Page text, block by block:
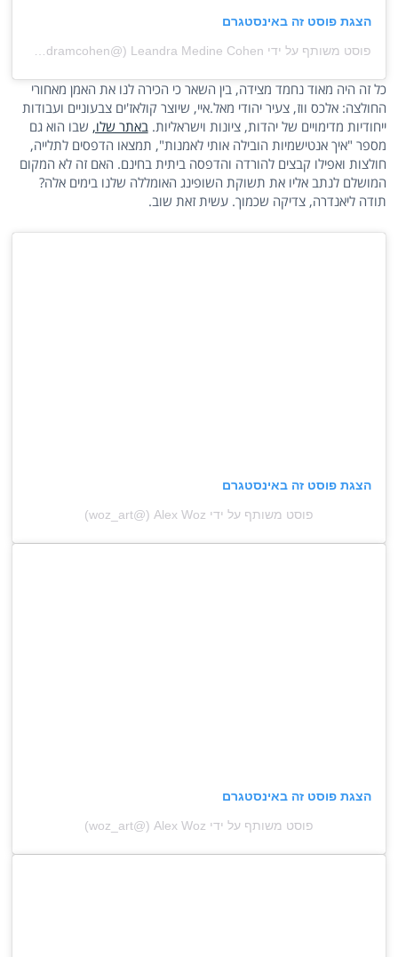
הצגת פוסט זה באינסטגרם
פוסט משותף על ידי ‏‎Leandra Medine Cohen‎‏ (@‏‎leandramcohen‎‏)
כל זה היה מאוד נחמד מצידה, בין השאר כי הכירה לנו את האמן מאחורי
החולצה: אלכס ווז, צעיר יהודי מאל.איי, שיוצר קולאז'ים צבעוניים ועבודות
ייחודיות מדימויים של יהדות, ציונות וישראליות.באתר שלו, שבו הוא גם
מספר "איך אנטישמיות הובילה אותי לאמנות", תמצאו הדפסים לתלייה,
חולצות ואפילו קבצים להורדה והדפסה ביתית בחינם. האם זה לא המקום
המושלם לנתב אליו את תשוקת השופינג האומללה שלנו בימים אלה?
תודה ליאנדרה, צדיקה שכמוך. עשית זאת שוב.
הצגת פוסט זה באינסטגרם
פוסט משותף על ידי ‏‎Alex Woz‎‏ (@‏‎woz_art‎‏)
הצגת פוסט זה באינסטגרם
פוסט משותף על ידי ‏‎Alex Woz‎‏ (@‏‎woz_art‎‏)